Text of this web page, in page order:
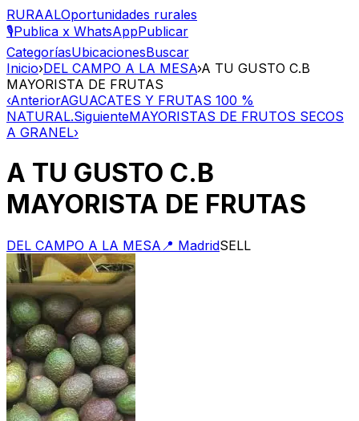
RURAALOportunidades rurales
🎙️Publica x WhatsAppPublicar
CategoríasUbicacionesBuscar
Inicio›DEL CAMPO A LA MESA›A TU GUSTO C.B
MAYORISTA DE FRUTAS
‹AnteriorAGUACATES Y FRUTAS 100 %
NATURAL.SiguienteMAYORISTAS DE FRUTOS SECOS
A GRANEL›
A TU GUSTO C.B
MAYORISTA DE FRUTAS
DEL CAMPO A LA MESA 📍 MadridSELL